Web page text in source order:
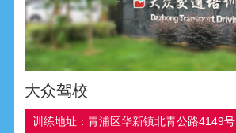
大众驾校
训练地址：青浦区华新镇北青公路4149号